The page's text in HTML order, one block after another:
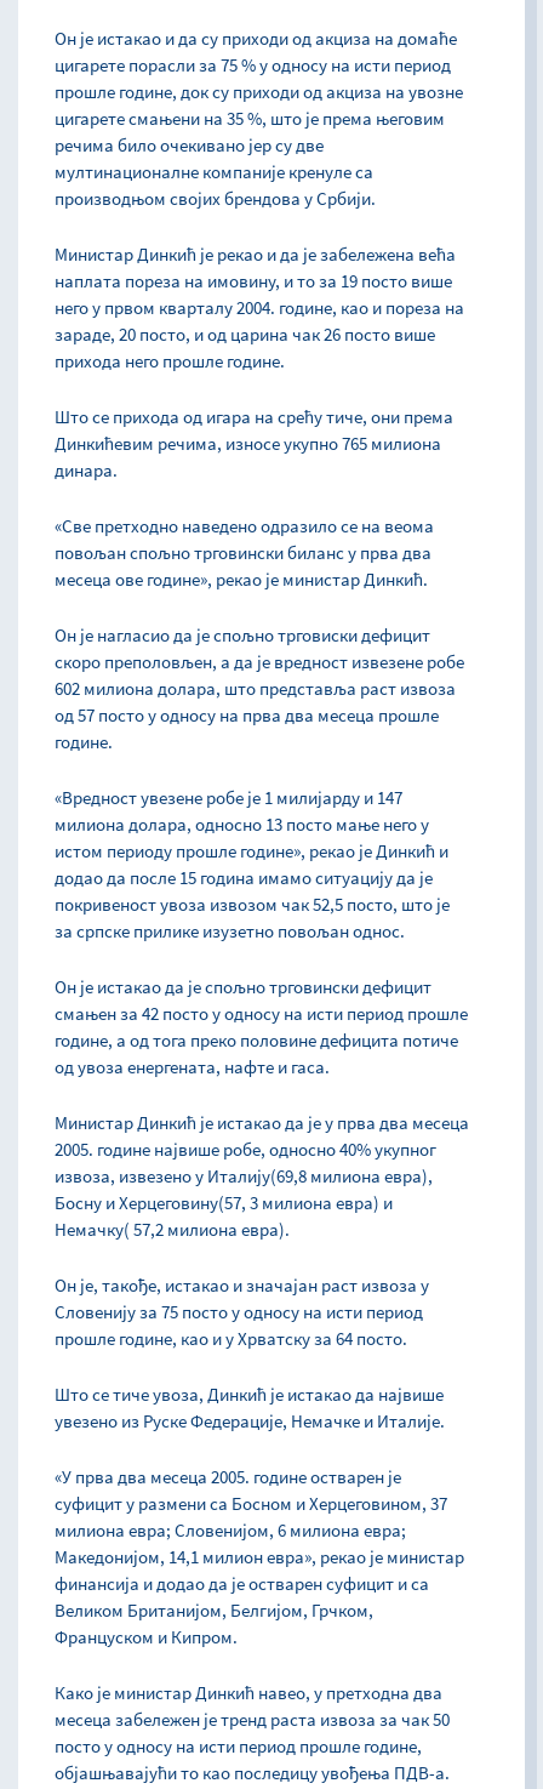
Он је истакао и да су приходи од акциза на домаће
цигарете порасли за 75 % у односу на исти период
прошле године, док су приходи од акциза на увозне
цигарете смањени на 35 %, што је према његовим
речима било очекивано јер су две
мултинационалне компаније кренуле са
производњом својих брендова у Србији.
Министар Динкић је рекао и да је забележена већа
наплата пореза на имовину, и то за 19 посто више
него у првом кварталу 2004. године, као и пореза на
зараде, 20 посто, и од царина чак 26 посто више
прихода него прошле године.
Што се прихода од игара на срећу тиче, они према
Динкићевим речима, износе укупно 765 милиона
динара.
«Све претходно наведено одразило се на веома
повољан спољно трговински биланс у прва два
месеца ове године», рекао је министар Динкић.
Он је нагласио да је спољно трговиски дефицит
скоро преполовљен, а да је вредност извезене робе
602 милиона долара, што представља раст извоза
од 57 посто у односу на прва два месеца прошле
године.
«Вредност увезене робе је 1 милијарду и 147
милиона долара, односно 13 посто мање него у
истом периоду прошле године», рекао је Динкић и
додао да после 15 година имамо ситуацију да је
покривеност увоза извозом чак 52,5 посто, што је
за српске прилике изузетно повољан однос.
Он је истакао да је спољно трговински дефицит
смањен за 42 посто у односу на исти период прошле
године, а од тога преко половине дефицита потиче
од увоза енергената, нафте и гаса.
Министар Динкић је истакао да је у прва два месеца
2005. године највише робе, односно 40% укупног
извоза, извезено у Италију(69,8 милиона евра),
Босну и Херцеговину(57, 3 милиона евра) и
Немачку( 57,2 милиона евра).
Он је, такође, истакао и значајан раст извоза у
Словенију за 75 посто у односу на исти период
прошле године, као и у Хрватску за 64 посто.
Што се тиче увоза, Динкић је истакао да највише
увезено из Руске Федерације, Немачке и Италије.
«У прва два месеца 2005. године остварен је
суфицит у размени са Босном и Херцеговином, 37
милиона евра; Словенијом, 6 милиона евра;
Македонијом, 14,1 милион евра», рекао је министар
финансија и додао да је остварен суфицит и са
Великом Британијом, Белгијом, Грчком,
Француском и Кипром.
Како је министар Динкић навео, у претходна два
месеца забележен је тренд раста извоза за чак 50
посто у односу на исти период прошле године,
објашњавајући то као последицу увођења ПДВ-а.